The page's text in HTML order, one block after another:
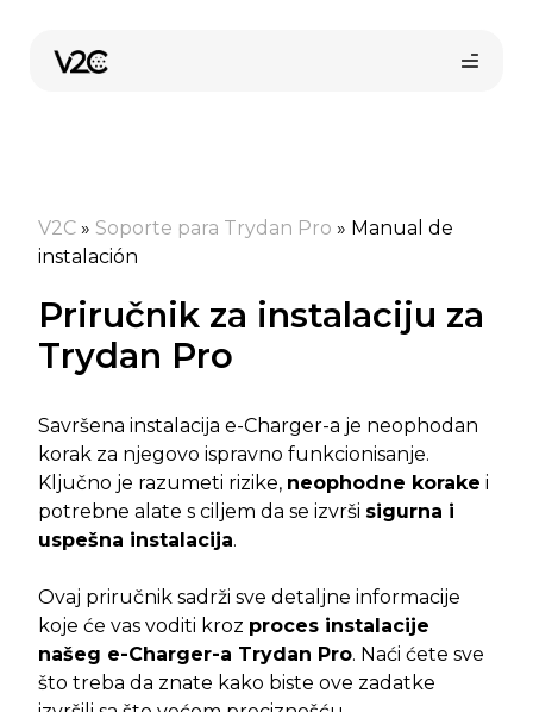
sadržaj
Kupi online
V2C » Soporte para Trydan Pro » Manual de
instalación
Priručnik za instalaciju za
Trydan Pro
Savršena instalacija e-Charger-a je neophodan
korak za njegovo ispravno funkcionisanje.
Ključno je razumeti rizike, neophodne korake i
potrebne alate s ciljem da se izvrši sigurna i
uspešna instalacija.
Ovaj priručnik sadrži sve detaljne informacije
koje će vas voditi kroz proces instalacije
našeg e-Charger-a Trydan Pro. Naći ćete sve
što treba da znate kako biste ove zadatke